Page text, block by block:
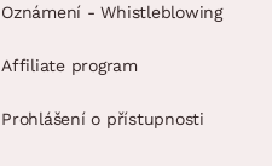
Oznámení - Whistleblowing
Affiliate program
Prohlášení o přístupnosti